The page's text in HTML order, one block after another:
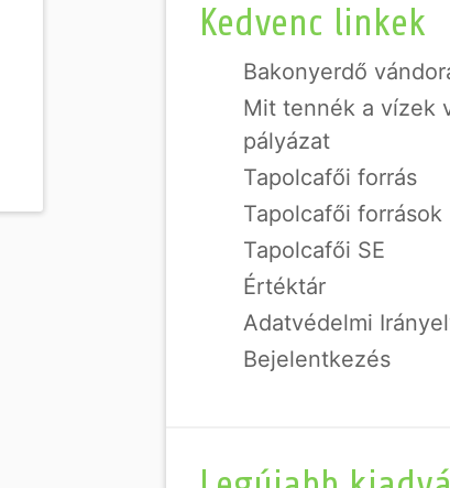
Kedvenc linkek
Bakonyerdő
Mit tennék a vízek
pályázat
Tapolcafői forrás
Tapolcafői források
Tapolcafői SE
Értéktár
Adatvédelmi
Bejelentkezés